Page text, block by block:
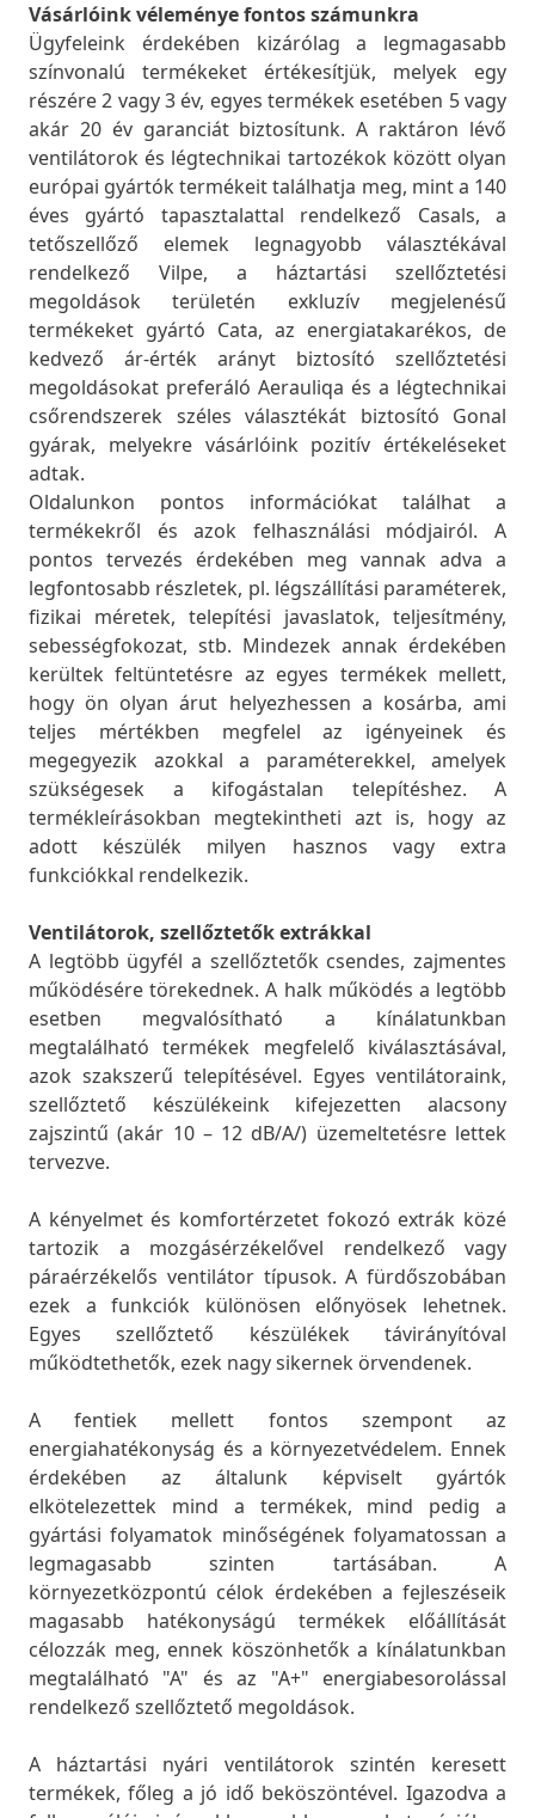
Vásárlóink véleménye fontos számunkra
Ügyfeleink érdekében kizárólag a legmagasabb
színvonalú termékeket értékesítjük, melyek egy
részére 2 vagy 3 év, egyes termékek esetében 5 vagy
akár 20 év garanciát biztosítunk. A raktáron lévő
ventilátorok és légtechnikai tartozékok között olyan
európai gyártók termékeit találhatja meg, mint a 140
éves gyártó tapasztalattal rendelkező Casals, a
tetőszellőző elemek legnagyobb választékával
rendelkező Vilpe, a háztartási szellőztetési
megoldások területén exkluzív megjelenésű
termékeket gyártó Cata, az energiatakarékos, de
kedvező ár-érték arányt biztosító szellőztetési
megoldásokat preferáló Aerauliqa és a légtechnikai
csőrendszerek széles választékát biztosító Gonal
gyárak, melyekre vásárlóink pozitív értékeléseket
adtak.
Oldalunkon pontos információkat találhat a
termékekről és azok felhasználási módjairól. A
pontos tervezés érdekében meg vannak adva a
legfontosabb részletek, pl. légszállítási paraméterek,
fizikai méretek, telepítési javaslatok, teljesítmény,
sebességfokozat, stb. Mindezek annak érdekében
kerültek feltüntetésre az egyes termékek mellett,
hogy ön olyan árut helyezhessen a kosárba, ami
teljes mértékben megfelel az igényeinek és
megegyezik azokkal a paraméterekkel, amelyek
szükségesek a kifogástalan telepítéshez. A
termékleírásokban megtekintheti azt is, hogy az
adott készülék milyen hasznos vagy extra
funkciókkal rendelkezik.
Ventilátorok, szellőztetők extrákkal
A legtöbb ügyfél a szellőztetők csendes, zajmentes
működésére törekednek. A halk működés a legtöbb
esetben megvalósítható a kínálatunkban
megtalálható termékek megfelelő kiválasztásával,
azok szakszerű telepítésével. Egyes ventilátoraink,
szellőztető készülékeink kifejezetten alacsony
zajszintű (akár 10 – 12 dB/A/) üzemeltetésre lettek
tervezve.
A kényelmet és komfortérzetet fokozó extrák közé
tartozik a mozgásérzékelővel rendelkező vagy
páraérzékelős ventilátor típusok. A fürdőszobában
ezek a funkciók különösen előnyösek lehetnek.
Egyes szellőztető készülékek távirányítóval
működtethetők, ezek nagy sikernek örvendenek.
A fentiek mellett fontos szempont az
energiahatékonyság és a környezetvédelem. Ennek
érdekében az általunk képviselt gyártók
elkötelezettek mind a termékek, mind pedig a
gyártási folyamatok minőségének folyamatossan a
legmagasabb szinten tartásában. A
környezetközpontú célok érdekében a fejleszéseik
magasabb hatékonyságú termékek előállítását
célozzák meg, ennek köszönhetők a kínálatunkban
megtalálható "A" és az "A+" energiabesorolással
rendelkező szellőztető megoldások.
A háztartási nyári ventilátorok szintén keresett
termékek, főleg a jó idő beköszöntével. Igazodva a